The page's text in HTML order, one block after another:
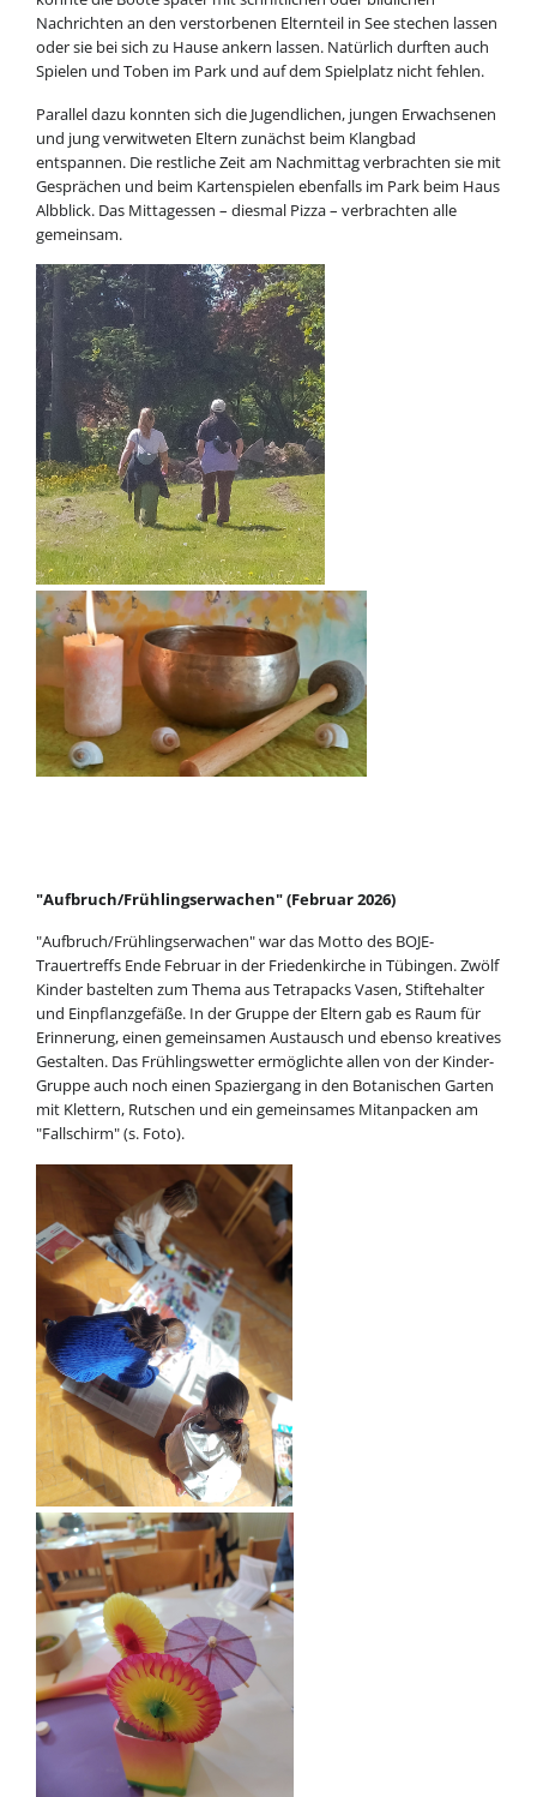
Nachrichten an den verstorbenen Elternteil in See stechen lassen
oder sie bei sich zu Hause ankern lassen. Natürlich durften auch
Spielen und Toben im Park und auf dem Spielplatz nicht fehlen.
Parallel dazu konnten sich die Jugendlichen, jungen Erwachsenen
und jung verwitweten Eltern zunächst beim Klangbad
entspannen. Die restliche Zeit am Nachmittag verbrachten sie mit
Gesprächen und beim Kartenspielen ebenfalls im Park beim Haus
Albblick. Das Mittagessen – diesmal Pizza – verbrachten alle
gemeinsam.
"Aufbruch/Frühlingserwachen" (Februar 2026)
"Aufbruch/Frühlingserwachen" war das Motto des BOJE-
Trauertreffs Ende Februar in der Friedenkirche in Tübingen. Zwölf
Kinder bastelten zum Thema aus Tetrapacks Vasen, Stiftehalter
und Einpflanzgefäße. In der Gruppe der Eltern gab es Raum für
Erinnerung, einen gemeinsamen Austausch und ebenso kreatives
Gestalten. Das Frühlingswetter ermöglichte allen von der Kinder-
Gruppe auch noch einen Spaziergang in den Botanischen Garten
mit Klettern, Rutschen und ein gemeinsames Mitanpacken am
"Fallschirm" (s. Foto).